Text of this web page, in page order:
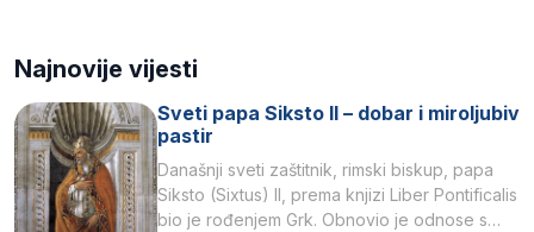
Najnovije vijesti
Sveti papa Siksto II – dobar i miroljubiv
pastir
Današnji sveti zaštitnik, rimski biskup, papa
Siksto (Sixtus) II, prema knjizi Liber Pontificalis
bio je rođenjem Grk. Obnovio je odnose s